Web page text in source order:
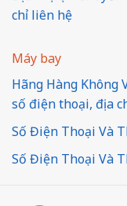
chỉ liên hệ
Máy bay
Hãng Hàng Không
số điện thoại, địa
Số Điện Thoại Và
Số Điện Thoại Và